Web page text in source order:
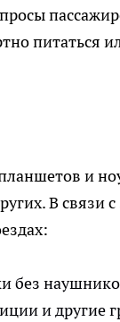
питаться
и
В связи
без
и другие